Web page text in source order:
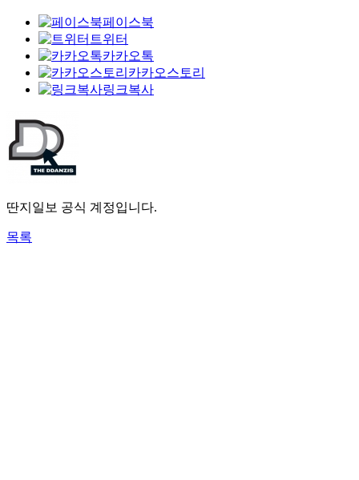
페이스북
트위터
카카오톡
카카오스토리
링크복사
딴지일보 공식 계정입니다.
목록